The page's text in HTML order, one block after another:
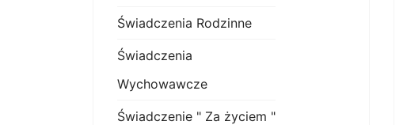
Świadczenia Rodzinne
Świadczenia
Wychowawcze
Świadczenie " Za życiem "